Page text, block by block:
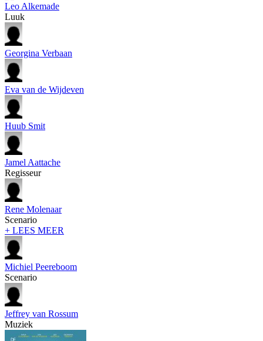
Leo Alkemade
Luuk
Georgina Verbaan
Eva van de Wijdeven
Huub Smit
Jamel Aattache
Regisseur
Rene Molenaar
Scenario
+ LEES MEER
Michiel Peereboom
Scenario
Jeffrey van Rossum
Muziek